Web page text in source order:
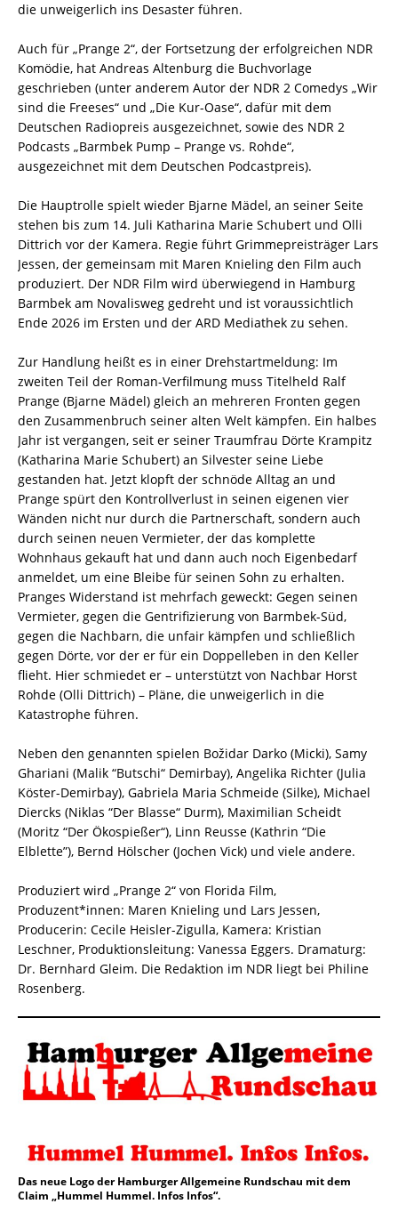
die unweigerlich ins Desaster führen.
Auch für „Prange 2“, der Fortsetzung der erfolgreichen NDR
Komödie, hat Andreas Altenburg die Buchvorlage
geschrieben (unter anderem Autor der NDR 2 Comedys „Wir
sind die Freeses“ und „Die Kur-Oase“, dafür mit dem
Deutschen Radiopreis ausgezeichnet, sowie des NDR 2
Podcasts „Barmbek Pump – Prange vs. Rohde“,
ausgezeichnet mit dem Deutschen Podcastpreis).
Die Hauptrolle spielt wieder Bjarne Mädel, an seiner Seite
stehen bis zum 14. Juli Katharina Marie Schubert und Olli
Dittrich vor der Kamera. Regie führt Grimmepreisträger Lars
Jessen, der gemeinsam mit Maren Knieling den Film auch
produziert. Der NDR Film wird überwiegend in Hamburg
Barmbek am Novalisweg gedreht und ist voraussichtlich
Ende 2026 im Ersten und der ARD Mediathek zu sehen.
Zur Handlung heißt es in einer Drehstartmeldung: Im
zweiten Teil der Roman-Verfilmung muss Titelheld Ralf
Prange (Bjarne Mädel) gleich an mehreren Fronten gegen
den Zusammenbruch seiner alten Welt kämpfen. Ein halbes
Jahr ist vergangen, seit er seiner Traumfrau Dörte Krampitz
(Katharina Marie Schubert) an Silvester seine Liebe
gestanden hat. Jetzt klopft der schnöde Alltag an und
Prange spürt den Kontrollverlust in seinen eigenen vier
Wänden nicht nur durch die Partnerschaft, sondern auch
durch seinen neuen Vermieter, der das komplette
Wohnhaus gekauft hat und dann auch noch Eigenbedarf
anmeldet, um eine Bleibe für seinen Sohn zu erhalten.
Pranges Widerstand ist mehrfach geweckt: Gegen seinen
Vermieter, gegen die Gentrifizierung von Barmbek-Süd,
gegen die Nachbarn, die unfair kämpfen und schließlich
gegen Dörte, vor der er für ein Doppelleben in den Keller
flieht. Hier schmiedet er – unterstützt von Nachbar Horst
Rohde (Olli Dittrich) – Pläne, die unweigerlich in die
Katastrophe führen.
Neben den genannten spielen Božidar Darko (Micki), Samy
Ghariani (Malik “Butschi“ Demirbay), Angelika Richter (Julia
Köster-Demirbay), Gabriela Maria Schmeide (Silke), Michael
Diercks (Niklas “Der Blasse“ Durm), Maximilian Scheidt
(Moritz “Der Ökospießer“), Linn Reusse (Kathrin “Die
Elblette”), Bernd Hölscher (Jochen Vick) und viele andere.
Produziert wird „Prange 2“ von Florida Film,
Produzent*innen: Maren Knieling und Lars Jessen,
Producerin: Cecile Heisler-Zigulla, Kamera: Kristian
Leschner, Produktionsleitung: Vanessa Eggers. Dramaturg:
Dr. Bernhard Gleim. Die Redaktion im NDR liegt bei Philine
Rosenberg.
Das neue Logo der Hamburger Allgemeine Rundschau mit dem
Claim „Hummel Hummel. Infos Infos“.